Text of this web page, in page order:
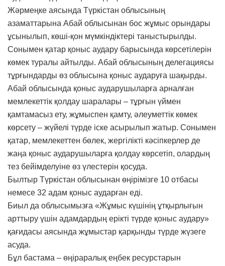
Жәрмеңке аясында Түркістан облысының
азаматтарына Абай облысынан бос жұмыс орындары
ұсынылып, көші-қон мүмкіндіктері таныстырылды.
Сонымен қатар қоныс аудару барысында көрсетілерін
көмек туралы айтылды. Абай облысының делегациясы
тұрғындарды өз облысына қоныс аударуға шақырды.
Абай облысында қоныс аударушыларға арналған
мемлекеттік қолдау шаралары – тұрғын үймен
қамтамасыз ету, жұмыспен қамту, әлеуметтік көмек
көрсету – жүйелі түрде іске асырылып жатыр. Сонымен
қатар, мемлекеттен бөлек, жергілікті кәсіпкерлер де
жаңа қоныс аударушыларға қолдау көрсетіп, олардың
тез бейімделуіне өз үлестерін қосуда.
Былтыр Түркістан облысынан өңірімізге 10 отбасы
немесе 32 адам қоныс аударған еді.
Биыл да облысымызға «Жұмыс күшінің ұтқырлығын
арттыру үшін адамдардың ерікті түрде қоныс аудару»
қағидасы аясында жұмыстар қарқынды түрде жүзеге
асуда.
Бұл бастама – өңіраралық еңбек ресурстарын